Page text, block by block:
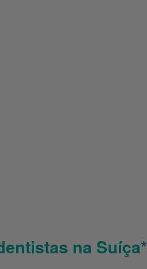
na Suíça*